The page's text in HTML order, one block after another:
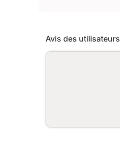
Avis des utilisateurs